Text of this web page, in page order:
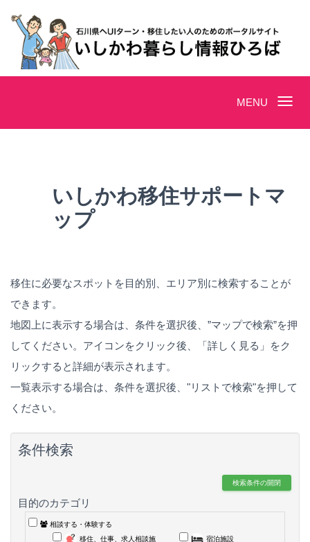
Toggle
MENU
いしかわ移住サポートマ
ップ
移住に必要なスポットを目的別、エリア別に検索することが
できます。
地図上に表示する場合は、条件を選択後、”マップで検索”を押
してください。アイコンをクリック後、「詳しく見る」をク
リックすると詳細が表示されます。
一覧表示する場合は、条件を選択後、"リストで検索"を押して
ください。
条件検索
検索条件の開閉
目的のカテゴリ
相談する・体験する
移住、仕事、求人相談施
宿泊施設